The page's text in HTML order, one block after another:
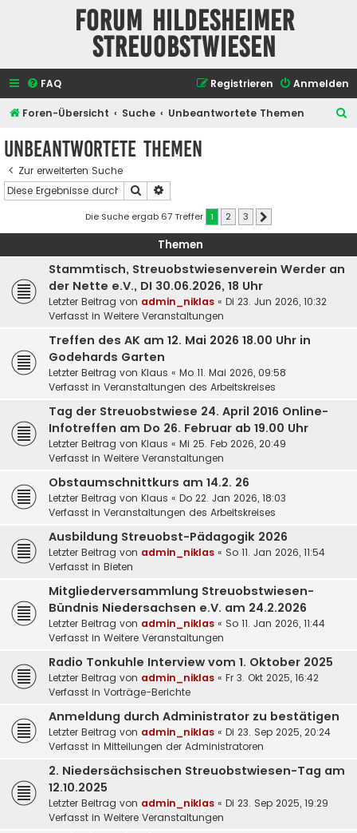
Forum Hildesheimer
Streuobstwiesen
FAQ Anmelden
Registrieren
Foren-Übersicht Suche Unbeantwortete Themen
Unbeantwortete Themen
Zur erweiterten Suche
Suche
Die Suche ergab 67 Treffer 1 2 3
Themen
Stammtisch, Streuobstwiesenverein Werder an
der Nette e.V., DI 30.06.2026, 18 Uhr
Letzter Beitrag von admin_niklas « Di 23. Jun 2026, 10:32
Verfasst in Weitere Veranstaltungen
Treffen des AK am 12. Mai 2026 18.00 Uhr in
Godehards Garten
Letzter Beitrag von Klaus « Mo 11. Mai 2026, 09:58
Verfasst in Veranstaltungen des Arbeitskreises
Tag der Streuobstwiese 24. April 2016 Online-
Infotreffen am Do 26. Februar ab 19.00 Uhr
Letzter Beitrag von Klaus « Mi 25. Feb 2026, 20:49
Verfasst in Weitere Veranstaltungen
Obstaumschnittkurs am 14.2. 26
Letzter Beitrag von Klaus « Do 22. Jan 2026, 18:03
Verfasst in Veranstaltungen des Arbeitskreises
Ausbildung Streuobst-Pädagogik 2026
Letzter Beitrag von admin_niklas « So 11. Jan 2026, 11:54
Verfasst in Bieten
Mitgliederversammlung Streuobstwiesen-
Bündnis Niedersachsen e.V. am 24.2.2026
Letzter Beitrag von admin_niklas « So 11. Jan 2026, 11:44
Verfasst in Weitere Veranstaltungen
Radio Tonkuhle Interview vom 1. Oktober 2025
Letzter Beitrag von admin_niklas « Fr 3. Okt 2025, 16:42
Verfasst in Vorträge-Berichte
Anmeldung durch Administrator zu bestätigen
Letzter Beitrag von admin_niklas « Di 23. Sep 2025, 20:24
Verfasst in Mitteilungen der Administratoren
2. Niedersächsischen Streuobstwiesen-Tag am
12.10.2025
Letzter Beitrag von admin_niklas « Di 23. Sep 2025, 19:29
Verfasst in Weitere Veranstaltungen